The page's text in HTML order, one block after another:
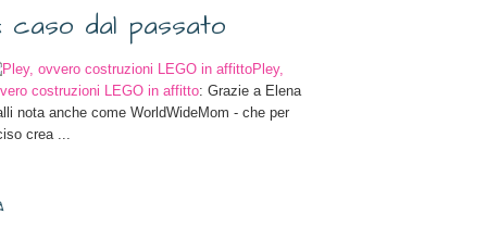
caso dal passato
Pley,
costruzioni LEGO in affitto: Grazie a Elena
nota anche come WorldWideMom - che per
crea ...